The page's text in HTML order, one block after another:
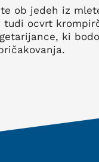
ob jedeh iz
tudi ocvrt
ki